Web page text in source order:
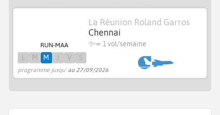
RUN-MAA
La Réunion Roland Garros
Chennai
≃ 1 vol/semaine
programme jusqu'au 27/09/2026
M M V S